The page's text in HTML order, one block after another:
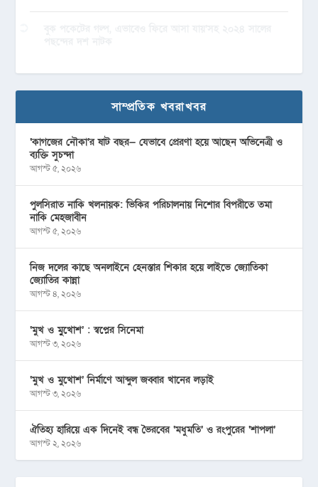
সাম্প্রতিক খবরাখবর
‘কাগজের নৌকা’র ষাট বছর— যেভাবে প্রেরণা হয়ে আছেন অভিনেত্রী ও
ব্যক্তি সুচন্দা
আগস্ট ৫, ২০২৬
পুলসিরাত নাকি খলনায়ক: ভিকির পরিচালনায় নিশোর বিপরীতে তমা
নাকি মেহজাবীন
আগস্ট ৫, ২০২৬
নিজ দলের কাছে অনলাইনে হেনস্তার শিকার হয়ে লাইভে জ্যোতিকা
জ্যোতির কান্না
আগস্ট ৪, ২০২৬
‘মুখ ও মু্খোশ’ : স্বপ্নের সিনেমা
আগস্ট ৩, ২০২৬
‘মুখ ও মুখোশ’ নির্মাণে আব্দুল জব্বার খানের লড়াই
আগস্ট ৩, ২০২৬
ঐতিহ্য হারিয়ে এক দিনেই বন্ধ ভৈরবের ‘মধুমতি’ ও রংপুরের ‘শাপলা’
আগস্ট ২, ২০২৬